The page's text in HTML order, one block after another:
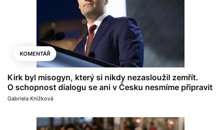
KOMENTÁŘ
Kirk byl misogyn, který si nikdy nezasloužil zemřít.
O schopnost dialogu se ani v Česku nesmíme připravit
Gabriela Knížková